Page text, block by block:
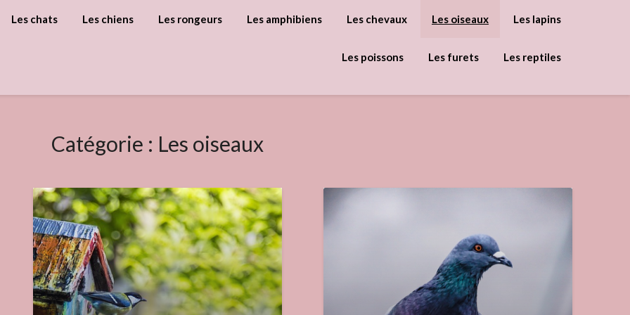
Les chats Les chiens Les rongeurs Les amphibiens Les chevaux Les oiseaux Les lapins
Les poissons Les furets Les reptiles
Catégorie : Les oiseaux